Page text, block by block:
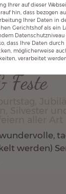
Termine:
Oktober
»
Feste
werden)
Ihrer auf dieser
hin, dass bezogen
Ihrer Daten in
Gerichtshof als ein
dass Ihre Daten
möglicherweise
verarbeitet